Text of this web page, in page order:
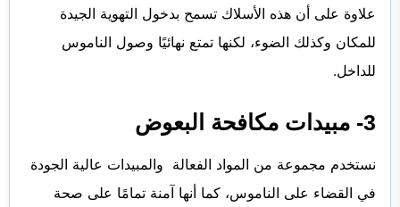
علاوة على أن هذه الأسلاك تسمح بدخول التهوية الجيدة
للمكان وكذلك الضوء، لكنها تمتع نهائيًا وصول الناموس
للداخل.
3- مبيدات مكافحة البعوض
نستخدم مجموعة من المواد الفعالة والمبيدات عالية الجودة
في القضاء على الناموس، كما أنها آمنة تمامًا على صحة